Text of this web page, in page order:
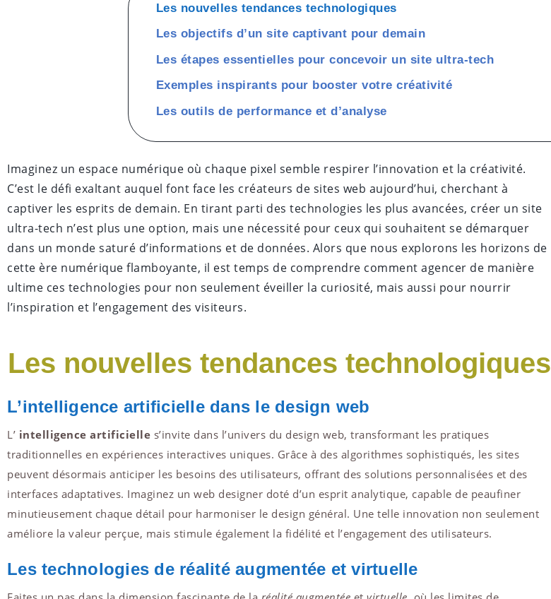
Les nouvelles tendances technologiques
Les objectifs d’un site captivant pour demain
Les étapes essentielles pour concevoir un site ultra-tech
Exemples inspirants pour booster votre créativité
Les outils de performance et d’analyse
Imaginez un espace numérique où chaque pixel semble respirer l’innovation et la créativité.
C’est le défi exaltant auquel font face les créateurs de sites web aujourd’hui, cherchant à
captiver les esprits de demain. En tirant parti des technologies les plus avancées, créer un site
ultra-tech n’est plus une option, mais une nécessité pour ceux qui souhaitent se démarquer
dans un monde saturé d’informations et de données. Alors que nous explorons les horizons de
cette ère numérique flamboyante, il est temps de comprendre comment agencer de manière
ultime ces technologies pour non seulement éveiller la curiosité, mais aussi pour nourrir
l’inspiration et l’engagement des visiteurs.
Les nouvelles tendances technologiques
L’intelligence artificielle dans le design web
L’ intelligence artificielle s’invite dans l’univers du design web, transformant les pratiques
traditionnelles en expériences interactives uniques. Grâce à des algorithmes sophistiqués, les sites
peuvent désormais anticiper les besoins des utilisateurs, offrant des solutions personnalisées et des
interfaces adaptatives. Imaginez un web designer doté d’un esprit analytique, capable de peaufiner
minutieusement chaque détail pour harmoniser le design général. Une telle innovation non seulement
améliore la valeur perçue, mais stimule également la fidélité et l’engagement des utilisateurs.
Les technologies de réalité augmentée et virtuelle